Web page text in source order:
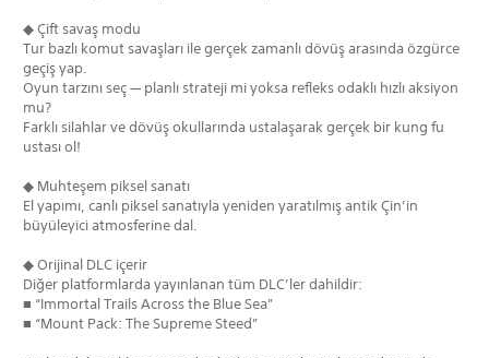
◆ Çift savaş modu
Tur bazlı komut savaşları ile gerçek zamanlı dövüş arasında özgürce
geçiş yap.
Oyun tarzını seç — planlı strateji mi yoksa refleks odaklı hızlı aksiyon
mu?
Farklı silahlar ve dövüş okullarında ustalaşarak gerçek bir kung fu
ustası ol!
◆ Muhteşem piksel sanatı
El yapımı, canlı piksel sanatıyla yeniden yaratılmış antik Çin’in
büyüleyici atmosferine dal.
◆ Orijinal DLC içerir
Diğer platformlarda yayınlanan tüm DLC’ler dahildir:
■ “Immortal Trails Across the Blue Sea”
■ “Mount Pack: The Supreme Steed”